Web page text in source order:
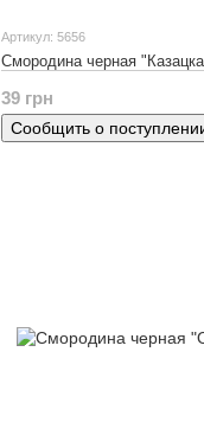
Артикул: 5656
Смородина черная
39 грн
Сообщить о